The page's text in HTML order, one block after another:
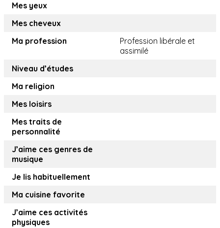
Mes yeux
Mes cheveux
Ma profession
Profession libérale et
assimilé
Niveau d’études
Ma religion
Mes loisirs
Mes traits de
personnalité
J’aime ces genres de
musique
Je lis habituellement
Ma cuisine favorite
J’aime ces activités
physiques